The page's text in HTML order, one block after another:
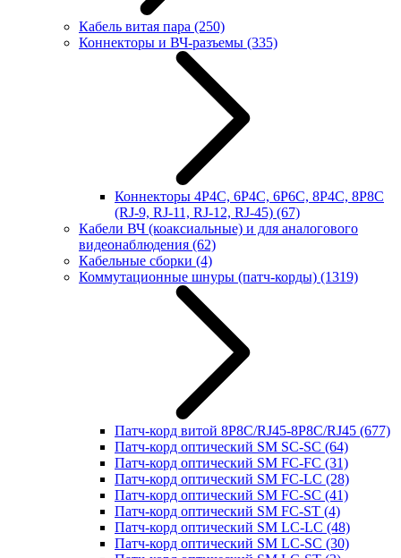
Кабель витая пара (250)
Коннекторы и ВЧ-разъемы (335)
Коннекторы 4P4C, 6P4C, 6P6C, 8P4C, 8P8C
(RJ-9, RJ-11, RJ-12, RJ-45) (67)
Кабели ВЧ (коаксиальные) и для аналогового
видеонаблюдения (62)
Кабельные сборки (4)
Коммутационные шнуры (патч-корды) (1319)
Патч-корд витой 8P8C/RJ45-8P8C/RJ45 (677)
Патч-корд оптический SM SC-SC (64)
Патч-корд оптический SM FC-FC (31)
Патч-корд оптический SM FC-LC (28)
Патч-корд оптический SM FC-SC (41)
Патч-корд оптический SM FC-ST (4)
Патч-корд оптический SM LC-LC (48)
Патч-корд оптический SM LC-SC (30)